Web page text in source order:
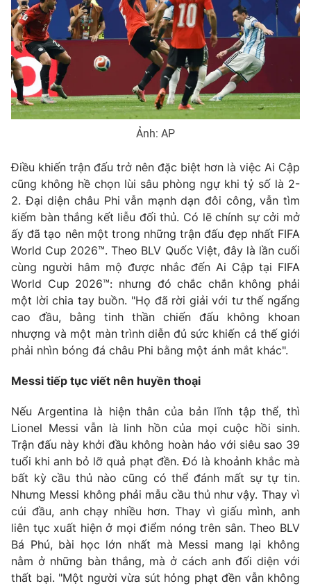
Ảnh: AP
Điều khiến trận đấu trở nên đặc biệt hơn là việc Ai Cập
cũng không hề chọn lùi sâu phòng ngự khi tỷ số là 2-
2. Đại diện châu Phi vẫn mạnh dạn đôi công, vẫn tìm
kiếm bàn thắng kết liễu đối thủ. Có lẽ chính sự cởi mở
ấy đã tạo nên một trong những trận đấu đẹp nhất FIFA
World Cup 2026™. Theo BLV Quốc Việt, đây là lần cuối
cùng người hâm mộ được nhắc đến Ai Cập tại FIFA
World Cup 2026™: nhưng đó chắc chắn không phải
một lời chia tay buồn. "Họ đã rời giải với tư thế ngẩng
cao đầu, bằng tinh thần chiến đấu không khoan
nhượng và một màn trình diễn đủ sức khiến cả thế giới
phải nhìn bóng đá châu Phi bằng một ánh mắt khác".
Messi tiếp tục viết nên huyền thoại
Nếu Argentina là hiện thân của bản lĩnh tập thể, thì
Lionel Messi vẫn là linh hồn của mọi cuộc hồi sinh.
Trận đấu này khởi đầu không hoàn hảo với siêu sao 39
tuổi khi anh bỏ lỡ quả phạt đền. Đó là khoảnh khắc mà
bất kỳ cầu thủ nào cũng có thể đánh mất sự tự tin.
Nhưng Messi không phải mẫu cầu thủ như vậy. Thay vì
cúi đầu, anh chạy nhiều hơn. Thay vì giấu mình, anh
liên tục xuất hiện ở mọi điểm nóng trên sân. Theo BLV
Bá Phú, bài học lớn nhất mà Messi mang lại không
nằm ở những bàn thắng, mà ở cách anh đối diện với
thất bại. "Một người vừa sút hỏng phạt đền vẫn không